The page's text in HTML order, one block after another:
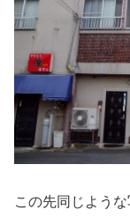
この先同じよう